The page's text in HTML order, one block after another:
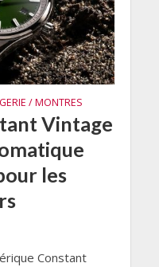
/ MONTRES
Vintage
les
Constant